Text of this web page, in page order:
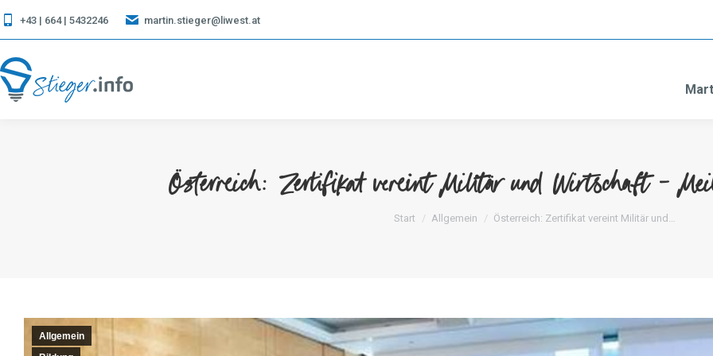
+43 | 664 | 5432246 martin.stieger@liwest.at
Österreich: Zertifikat vereint Militär und Wirtschaft –
Sie befinden sich hier:
Start Allgemein Österreich: Zertifikat vereint Militär und…
Allgemein